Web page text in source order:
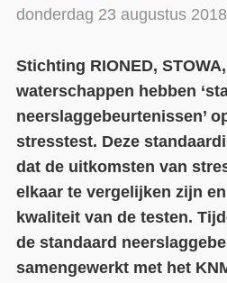
donderdag 23 augustus 2018
Stichting RIONED,
waterschappen hebben
neerslaggebeurtenissen’
stresstest. Deze
dat de uitkomsten van
elkaar te vergelijken zijn
kwaliteit van de testen.
de standaard
samengewerkt met het